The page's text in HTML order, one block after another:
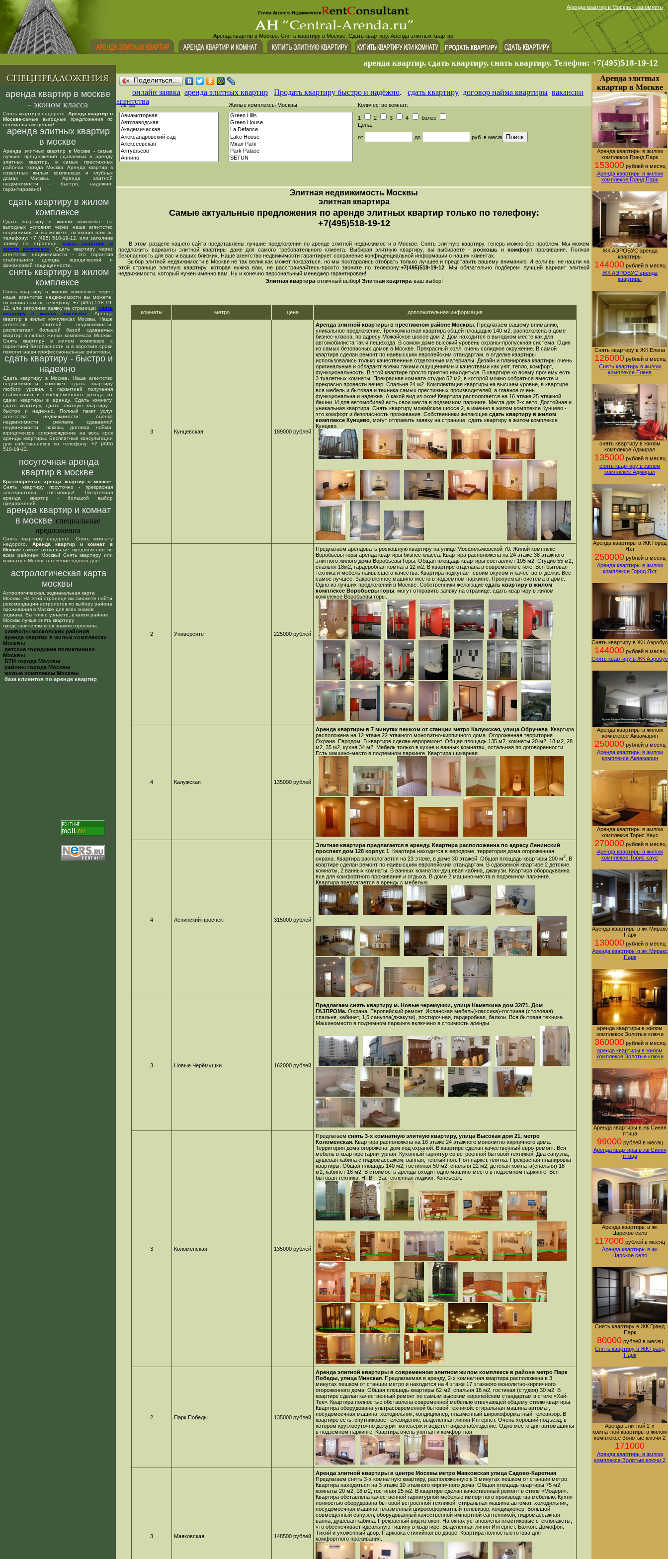
Аренда квартир в Москве - запомнить
Аренда квартир в Москве. Снять квартиру в Москве. Сдать квартиру. Аренда элитных квартир.
аренда квартир, сдать квартиру, снять квартиру. Телефон: +7(495)518-19-12
аренда квартир в москве
- эконом класса
Снять квартиру недорого. Аренда квартир в
Москве-самые выгодные предложения по
оптимальным ценам!
аренда элитных квартир
в москве
Аренда элитных квартир в Москве - самые
лучшие предложения сдаваемых в аренду
элитных квартир, в самых престижных
районах города Москва. Аренда квартир в
известных жилых комплексах и клубных
домах Москвы. Аренда элитной
недвижимости - быстро, надежно,
гарантировано!
сдать квартиру в жилом
комплексе
Сдать квартиру в жилом комплексе на
выгодных условиях через наше агентство
недвижимости вы можете, позвонив нам по
телефону: +7 (495) 518-19-12, или заполнив
заявку на странице:сдать квартиру в
жилом комплексе . Сдать квартиру через
агентство недвижимости - это гарантия
стабильного дохода, юридической и
финансовой защищенности.
снять квартиру в жилом
комплексе
Снять квартиру в жилом комплексе через
наше агентство недвижимости вы можете,
позвонив нам по телефону: +7 (495) 518-19-
12, или заполнив заявку на странице: снять
квартиру в жилом комплексе . Аренда
квартир в жилых комплексах Москвы. Наше
агентство элитной недвижимости,
располагает большой базой сдаваемых
квартир в любых жилых комплексах Москвы.
Снять квартиру в жилом комплексе с
гарантией безопасности и в короткие сроки
помогут наши профессиональные риэлторы.
сдать квартиру - быстро и
надежно
Сдать квартиру в Москве. Наше агентство
недвижимости поможет сдать квартиру
любого уровня, с гарантией получения
стабильного и своевременного дохода от
сдачи квартиры в аренду. Сдать комнату,
сдать квартиру, сдать элитную квартиру -
быстро и надежно. Полный пакет услуг
агентства недвижимости: оценка
недвижимости, реклама сдаваемой
недвижимости, показы, договор найма,
юридическое сопровождение на весь срок
аренды квартиры. Бесплатные консультации
для собственников по телефону: +7 (495)
518-19-12.
посуточная аренда
квартир в москве
Краткосрочная аренда квартир в москве
Снять квартиру посуточно - прекрасная
альтернатива гостиницы! Посуточная
аренда квартир - большой выбор
предложений.
аренда квартир и комнат
в москве специальные
предложения
Снять квартиру недорого. Снять комнату
недорого. Аренда квартир и комнат в
Москве-самые актуальные предложения по
всем районам Москвы! Снять квартиру или
комнату в Москве в течение одного дня!
астрологическая карта
москвы
Астрологическая, зодиакальная карта
Москвы. На этой странице вы сможете найти
рекомендации астрологов по выбору района
проживания в Москве для всех знаков
зодиака. Вы точно узнаете, в каком районе
Москвы лучше снять квартиру
представителям всех знаков гороскопа.
cимволы московских районов
аренда квартир в жилых комплексах
Москвы
детские городские поликлиники
Москвы
БТИ города Москвы
районы города Москвы
жилые комплексы Москвы
база клиентов по аренде квартир
Поделиться…
онлайн заявка аренда элитных квартир Продать квартиру быстро и надёжно. сдать квартиру договор найма квартиры вакансии
агентства
Метро: Жилые комплексы Москвы Количество комнат:
1 2 3 4
более
Цена:
от до руб. в месяц
Элитная недвижимость Москвы
элитная квартира
Самые актуальные предложения по аренде элитных квартир только по телефону:
+7(495)518-19-12
В этом разделе нашего сайта представлены лучшие предложения по аренде элитной недвижимости в Москве. Снять элитную квартиру, теперь можно без проблем. Мы можем
предложить варианты элитной квартиры даже для самого требовательного клиента. Выбирая элитную квартиру, вы выбираете -роскошь и комфортпроживания. Полная
безопасность для вас и ваших близких. Наше агентство недвижимости гарантирует сохранение конфиденциальной информации о наших клиентах.
Выбор элитной недвижимости в Москве не так велик как может показаться. но мы постарались отобрать только лучшее и представить вашему вниманию. И если вы не нашли на
этой странице элитную квартиру, которая нужна вам, не расстраивайтесь-просто звоните по телефону:+7(495)518-19-12. Мы обязательно подберем лучший вариант элитной
недвижимости, который нужен именно вам. Ну и конечно персональный менеджер гарантирован!
Элитная квартира-отличный выбор! Элитная квартира-ваш выбор!
комнаты метро цена дополнительная информация
3 Кунцевская 189000 рублей
Аренда элитной квартиры в престижном районе Москвы . Предлагаем вашему вниманию,
уникальное предложение. Трехкомнатная квартира общей площадью 140 м2, расположена в доме
бизнес-класса, по адресу Можайское шоссе дом 2. Дом находится в выгодном месте как для
автомобилиста так и пешехода. В самом доме высокий уровень охраны-пропускная система. Один
из самых безопасных домов в Москве. Прекрасный холл, очень солидное окружение. В самой
квартире сделан ремонт по наивысшим европейским стандартам, в отделке квартиры
использовались только качественные отделочные материалы. Дизайн и планировка квартиры очень
оригинальные и обладают всеми такими ощущениями и качествами как уют, тепло, комфорт,
функциональность. В этой квартире просто приятно находиться. В квартире ко всему прочему есть
3 туалетных комнаты. Прекрасная комната студио 52 м2, в которой можно собраться вместе и
прекрасно провести вечер. Спальня 24 м2. Комплектация квартиры на высшем уровне, в квартире
вся мебель и бытовая и техника самых престижных производителей, а главное очень
функциональна и надежна. А какой вид из окон! Квартира распологается на 16 этаже 25 этажной
башни. И для автомобилей есть свои места в подземном паркинге. Места для 2-х авто! Достойная и
уникальная квартира. Снять квартиру можайское шоссе 2 , а именно в жилом комплексе Кунцево -
это комфорт и безопасность проживания. Собственники желающие сдать квартиру в жилом
комплексе Кунцево , могут отправить заявку на странице: сдать квартиру в жилом комплексе
Кунцево
2 Университет 225000 рублей
Предлагаем арендовать роскошную квартиру на улице Мосфильмовской 70. Жилой комплекс
Воробьевы горы аренда квартиры бизнес класса. Квартира расположена на 24 этаже 38 этажного
элитного жилого дома Воробьевы Горы. Общая площадь квартиры составляет 105 м2. Студио 55 м2,
спальня 18м2, гардеробная комната 12 м2. В квартире отделана в современно стиле. Вся бытовая
техника и мебель наивысшего качества. Квартира подкупает своим вкусом и качество отделки. Все
самоё лучшее. Закрепленное машино-место в подземном паркинге. Пропускная система в доме.
Одно из лучших предложений в Москве. Собственники желающие сдать квартиру в жилом
комплексе Воробьевы горы , могут отправить заявку на странице: сдать квартиру в жилом
комплексе Воробьевы горы
4 Калужская 135000 рублей
Аренда квартиры в 7 минутах пешком от станции метро Калужская, улица Обручева . Квартира
расположена на 12 этаже 22 этажного монолитно-кирпичного дома. Огороженная территория.
Охрана. Евродом. В квартире сделан евроремонт. Общая площадь 135 м2, комнаты 20 м2, 18 м2, 28
м2, 35 м2, кухня 34 м2. Мебель только в кухне и ванных комнатах, остальная по договоренности.
Есть машино-место в подземном паркинге. Квартира шикарная.
4 Ленинский проспект 315000 рублей
Элитная квартира предлагается в аренду. Квартира расположенна по адресу Ленинский
проспект дом 128 корпус 1 . Квартира находится в евродоме, территория дома огороженная,
охрана. Квартира распологается на 23 этаже, в доме 30 этажей. Общая площадь квартиры 200 м2 . В
квартире сделан ремонт по наивысшим европейским стандартам. В сдаваемой квартире 2 детские
комнаты, 2 ванных комнаты. В ванных комнатах-душевая кабина, джакузи. Квартира обородуванна
все для комфортного проживания и отдыха. В доме 2 машино-места в подземном паркинге.
Квартира предлагается в аренду с мебелью.
3 Новые Черёмушки 162000 рублей
Предлагаем снять квартиру м. Новые черемушки, улица Наметкина дом 32/71. Дом
ГАЗПРОМа. Охрана. Европейский ремонт. Испанская мебель(классика)-гостиная (столовая),
спальня, кабинет, 1,5 санузла(джакузи), постирочная, гардеробная, балкон. Вся бытовая техника.
Машиноместо в подземном паркинге включено в стоимость аренды
3 Коломенская 135000 рублей
Предлагаем снять 3-х комнатную элитную квартиру, улица Высокая дом 21, метро
Коломенская . Квартира расположена на 16 этаже 24 этажного монолитно-кирпичного дома.
Территория дома огорожена, дом под охраной. В квартире сделан качественный евро-ремонт. Вся
мебель в квартире гарнитурная. Кухонный гарнитур со встроенной бытовой техникой. Два санузла,
душевая кабина с гидромассажем, ванная, тёплый пол. Пол-паркет, плитка. Прекрасная планировка
квартиры. Общая площадь 140 м2, гостинная 50 м2, спальня 22 м2, детская комната(спальня) 18
м2, кабинет 16 м2. В стоимость аренды входит одно машино-место в подземном паркинге. Вся
бытовая техника. НТВ+. Застеклённая лоджия. Консьерж.
2 Парк Победы 135000 рублей
Аренда элитной квартиры в современном элитном жилом комплексе в районе метро Парк
Победы, улица Минская . Предлагаемая в аренду, 2-х комнатная квартира расположена в 3
минутах пешком от станции метро и находится на 4 этаже 17 этажного монолитно-кирпичного
огороженного дома. Общая площадь квартиры 62 м2, спальня 16 м2, гостиная (студия) 30 м2. В
квартире сделан качественный ремонт по самым высоким европейским стандартам в стиле «Хай-
Тек». Квартира полностью обставлена современной мебелью отвечающей общему стилю квартиры.
Квартира оборудована ультрасовременной бытовой техникой: стиральная машина автомат,
посудомоечная машина, холодильник, кондиционер, плазменный широкоформатный телевизор. В
квартире есть: спутниковое телевидение, выделенная линия Интернет. Очень хороший подъезд, в
котором круглосуточно дежурит консьерж и ведется видеонаблюдение. Одно место для автомашины
в подземном паркинге. Квартира очень уютная и комфортная.
3 Маяковская 148500 рублей
Аренда элитной квартиры в центре Москвы метро Маяковская улица Садово-Каретная
Предлагаем снять 3-х комнатную квартиру, расположенную в 5 минутах пешком от станции метро.
Квартира находиться на 3 этаже 10 этажного кирпичного дома. Общая площадь квартиры 75 м2,
комнаты 20 м2, 18 м2, гостиная 25 м2. В квартире сделан качественный ремонт в стиле «Модерн».
Квартира обставлена качественной гарнитурной мебелью импортного производства мебелью. Кухня
полностью оборудована бытовой встроенной техникой: стиральная машина автомат, холодильник,
посудомоечная машина, плазменный широкоформатный телевизор, кондиционер. Большой
совмещенный санузел, оборудованный качественной импортной сантехникой, гидромассажная
ванна, душевая кабина. Прекрасный вид из окон. На окнах установлены пластиковые стеклопакеты,
что обеспечивает идеальную тишину в квартире. Выделенная линия Интернет. Балкон. Домофон.
Тихий и ухоженный двор. Парковка стихийная во дворе. Квартира полностью готова для
комфортного проживания.
Аренда элитных
квартир в Москве
Аренда квартиры в жилом
комплексе Гранд Парк
153000рублей в месяц
Аренда квартиры в жилом
комплексе Гранд Парк
ЖК АЭРОБУС аренда
квартиры
144000рублей в месяц
ЖК АЭРОБУС аренда
квартиры
Снять квартиру в ЖК Елена
126000рублей в месяц
Снять квартиру в жилом
комплексе Елена
снять квартиру в жилом
комплексе Адмирал
135000рублей в месяц
снять квартиру в жилом
комплексе Адмирал
Аренда квартиры в ЖК Город
Яхт
250000рублей в месяц
Аренда квартиры в жилом
комплексе Город Яхт
Снять квартиру в ЖК Аэробус
144000рублей в месяц
Снять квартиру в ЖК Аэробус
Аренда квартиры в жилом
комплексе Аквамарин
250000рублей в месяц
Аренда квартиры в жилом
комплексе Аквамарин
Аренда квартиры в жилом
комплексе Торис Хаус
270000рублей в месяц
Аренда квартиры в жилом
комплексе Торис хаус
Аренда квартиры в жк Миракс
Парк
130000рублей в месяц
Аренда квартиры в жк Миракс
Парк
аренда квартиры в жилом
комплексе Золотые ключи
360000рублей в месяц
аренда квартиры в жилом
комплексе Золотые ключи
Аренда квартиры в жк Синяя
птица
99000рублей в месяц
Аренда квартиры в жк Синяя
птица
Аренда квартиры в жк
Царское село
117000 рублей в месяц
Аренда квартиры в жк
Царское село
Снять квартиру в ЖК Гранд
Парк
80000рублей в месяц
Снять квартиру в ЖК Гранд
Парк
Аренда элитной 2-х
комнатной квартиры в жилом
комплексе Золотые ключи 2
171000
Аренда квартиры в жилом
комплексе Золотые ключи 2